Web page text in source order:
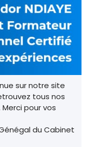
sur notre site
tous nos
pour vos
du Cabinet